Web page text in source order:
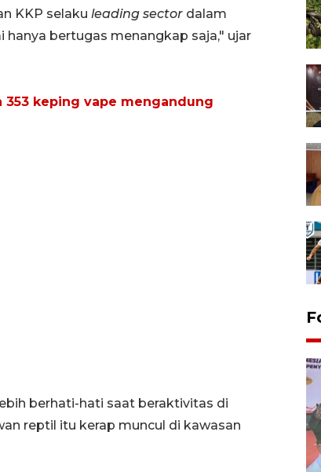
KKP selaku leading sector dalam
hanya bertugas menangkap saja," ujar
keping vape mengandung
berhati-hati saat beraktivitas di
reptil itu kerap muncul di kawasan